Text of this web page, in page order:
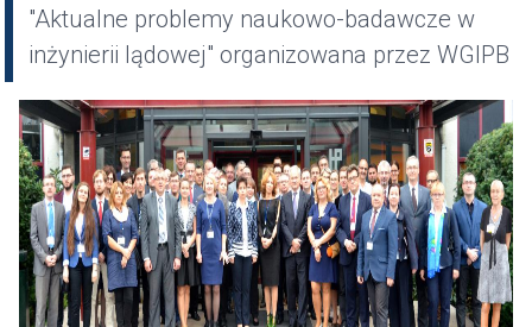
"Aktualne problemy naukowo-badawcze w
inżynierii lądowej" organizowana przez WGIPB